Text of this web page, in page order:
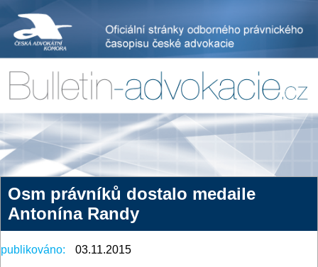
Osm právníků dostalo medaile
Antonína Randy
publikováno:
03.11.2015